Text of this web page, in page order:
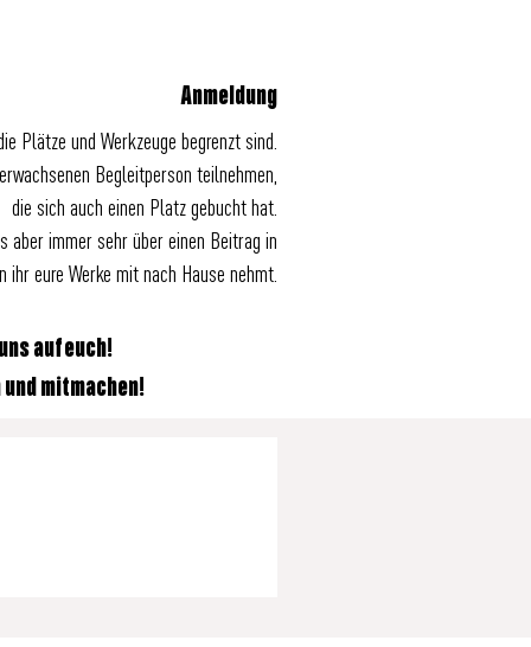
Anmeldung
Plätze und Werkzeuge begrenzt sind.
Begleitperson teilnehmen,
die sich auch einen Platz gebucht hat.
aber immer sehr über einen Beitrag in
ihr eure Werke mit nach Hause nehmt.
auf euch!
mitmachen!